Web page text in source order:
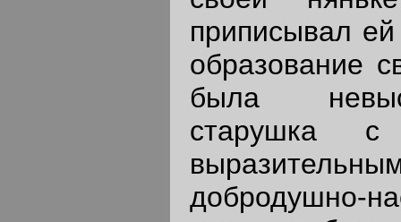
приписывал
образование
была
старушка
добродушно-